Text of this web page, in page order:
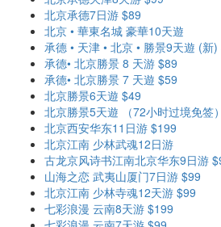
北京承德7日游 $89
北京 • 華東名城 豪華10天遊
承德 • 天津 • 北京 • 勝景9天遊 (新
承德• 北京勝景 8 天游 $89
承德• 北京勝景 7 天遊 $59
北京勝景6天遊 $49
北京勝景5天遊 （72小时过境免签
北京西安华东11日游 $199
北京江南 少林武魂12日游
古龙京风诗书江南北京华东9日游
山海之恋 武夷山厦门7日游 $99
北京江南 少林寺魂12天游 $99
七彩浪漫 云南8天游 $199